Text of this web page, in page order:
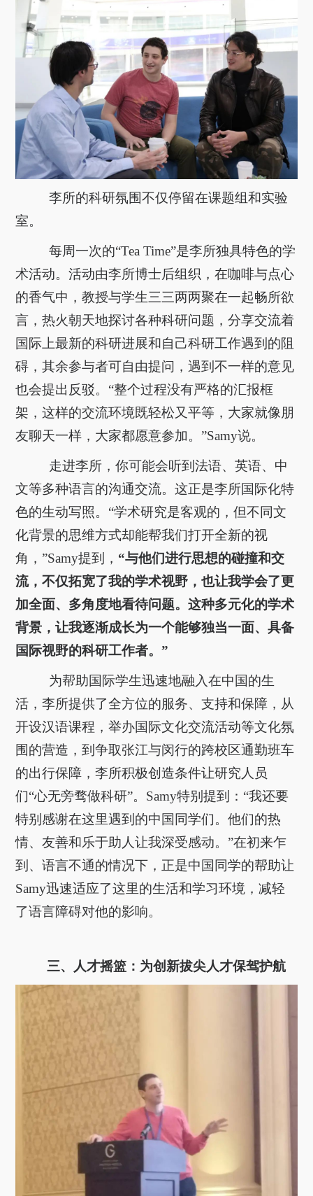
李所的科研氛围不仅停留在课题组和实验
室。
每周一次的“Tea Time”是李所独具特色的学
术活动。活动由李所博士后组织，在咖啡与点心
的香气中，教授与学生三三两两聚在一起畅所欲
言，热火朝天地探讨各种科研问题，分享交流着
国际上最新的科研进展和自己科研工作遇到的阻
碍，其余参与者可自由提问，遇到不一样的意见
也会提出反驳。“整个过程没有严格的汇报框
架，这样的交流环境既轻松又平等，大家就像朋
友聊天一样，大家都愿意参加。”Samy说。
走进李所，你可能会听到法语、英语、中
文等多种语言的沟通交流。这正是李所国际化特
色的生动写照。“学术研究是客观的，但不同文
化背景的思维方式却能帮我们打开全新的视
角，”Samy提到， “与他们进行思想的碰撞和交
流，不仅拓宽了我的学术视野，也让我学会了更
加全面、多角度地看待问题。这种多元化的学术
背景，让我逐渐成长为一个能够独当一面、具备
国际视野的科研工作者。”
为帮助国际学生迅速地融入在中国的生
活，李所提供了全方位的服务、支持和保障，从
开设汉语课程，举办国际文化交流活动等文化氛
围的营造，到争取张江与闵行的跨校区通勤班车
的出行保障，李所积极创造条件让研究人员
们“心无旁骛做科研”。Samy特别提到：“我还要
特别感谢在这里遇到的中国同学们。他们的热
情、友善和乐于助人让我深受感动。”在初来乍
到、语言不通的情况下，正是中国同学的帮助让
Samy迅速适应了这里的生活和学习环境，减轻
了语言障碍对他的影响。
三、人才摇篮：为创新拔尖人才保驾护航